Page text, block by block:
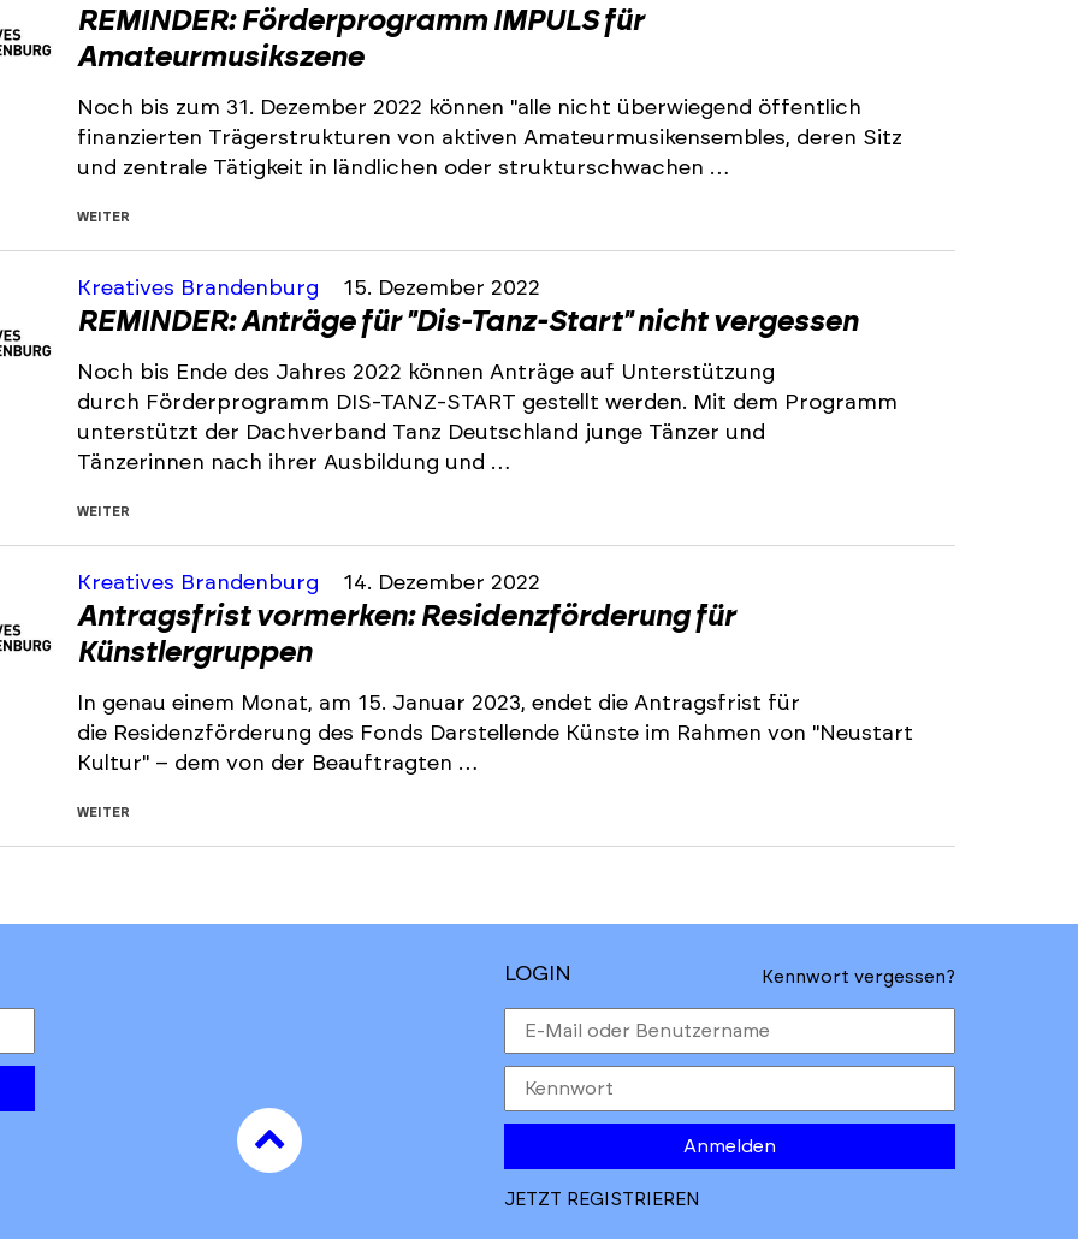
REMINDER: Förderprogramm IMPULS für
Amateurmusikszene
Noch bis zum 31. Dezember 2022 können "alle nicht überwiegend öffentlich
finanzierten Trägerstrukturen von aktiven Amateurmusikensembles, deren Sitz
und zentrale Tätigkeit in ländlichen oder strukturschwachen …
WEITER
Kreatives Brandenburg 15. Dezember 2022
REMINDER: Anträge für "Dis-Tanz-Start" nicht vergessen
Noch bis Ende des Jahres 2022 können Anträge auf Unterstützung
durch Förderprogramm DIS-TANZ-START gestellt werden. Mit dem Programm
unterstützt der Dachverband Tanz Deutschland junge Tänzer und
Tänzerinnen nach ihrer Ausbildung und …
WEITER
Kreatives Brandenburg 14. Dezember 2022
Antragsfrist vormerken: Residenzförderung für
Künstlergruppen
In genau einem Monat, am 15. Januar 2023, endet die Antragsfrist für
die Residenzförderung des Fonds Darstellende Künste im Rahmen von "Neustart
Kultur" – dem von der Beauftragten …
WEITER
to
top
LOGIN Kennwort vergessen?
Anmelden
JETZT REGISTRIEREN